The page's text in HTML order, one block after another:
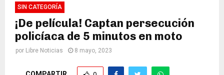
SIN CATEGORÍA
¡De película! Captan persecución
policíaca de 5 minutos en moto
por Libre Noticias 8 mayo, 2023